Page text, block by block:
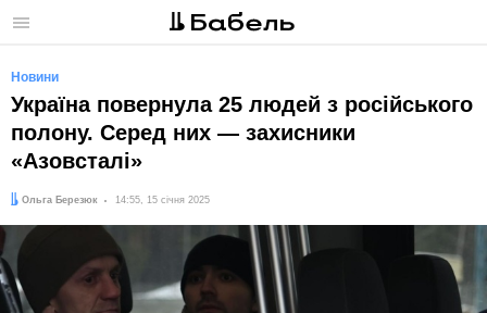
Меню
Новини
Україна повернула 25 людей з російського
полону. Серед них — захисники
«Азовсталі»
Автор:
Ольга Березюк
Дата: 14:55, 15 січня 2025